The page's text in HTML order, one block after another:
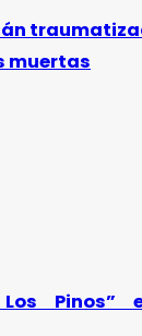
muertas
Los Pinos”